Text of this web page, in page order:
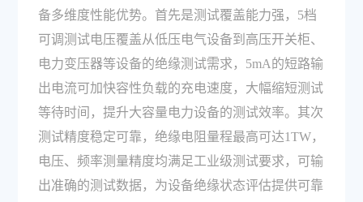
备多维度性能优势。首先是测试覆盖能力强，5档
可调测试电压覆盖从低压电气设备到高压开关柜、
电力变压器等设备的绝缘测试需求，5mA的短路输
出电流可加快容性负载的充电速度，大幅缩短测试
等待时间，提升大容量电力设备的测试效率。其次
测试精度稳定可靠，绝缘电阻量程最高可达1TW，
电压、频率测量精度均满足工业级测试要求，可输
出准确的测试数据，为设备绝缘状态评估提供可靠